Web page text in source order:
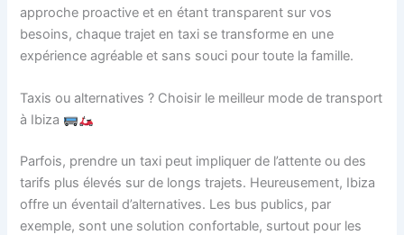
approche proactive et en étant transparent sur vos
besoins, chaque trajet en taxi se transforme en une
expérience agréable et sans souci pour toute la famille.
Taxis ou alternatives ? Choisir le meilleur mode de transport
à Ibiza
Parfois, prendre un taxi peut impliquer de l’attente ou des
tarifs plus élevés sur de longs trajets. Heureusement, Ibiza
offre un éventail d’alternatives. Les bus publics, par
exemple, sont une solution confortable, surtout pour les